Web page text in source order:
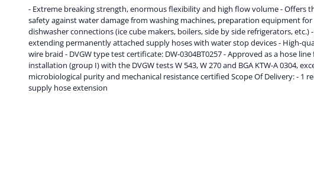
- Extreme breaking strength, enormous flexibility and high flow volume - Offers
safety against water damage from washing machines, preparation equipment
dishwasher connections (ice cube makers, boilers, side by side refrigerators, etc.)
extending permanently attached supply hoses with water stop devices - High-
wire braid - DVGW type test certificate: DW-0304BT0257 - Approved as a hose
installation (group I) with the DVGW tests W 543, W 270 and BGA KTW-A 0304,
microbiological purity and mechanical resistance certified Scope Of Delivery: - 1
supply hose extension